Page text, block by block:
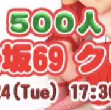
映像・映画
ビジネス・起業
まちづくり・地域活性化